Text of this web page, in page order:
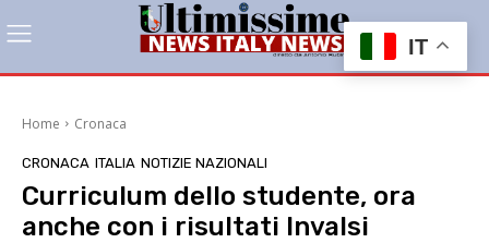
Home Cronaca
CRONACA ITALIA NOTIZIE NAZIONALI
Curriculum dello studente, ora
anche con i risultati Invalsi
IT